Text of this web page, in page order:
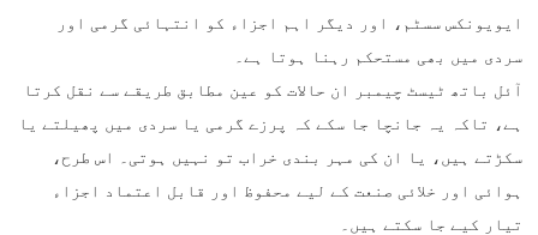
ایویونکس سسٹم، اور دیگر اہم اجزاء کو انتہائی گرمی اور
سردی میں بھی مستحکم رہنا ہوتا ہے۔
آئل باتھ ٹیسٹ چیمبر ان حالات کو عین مطابق طریقے سے نقل کرتا
ہے، تاکہ یہ جانچا جا سکے کہ پرزے گرمی یا سردی میں پھیلتے یا
سکڑتے ہیں، یا ان کی مہر بندی خراب تو نہیں ہوتی۔ اس طرح،
ہوائی اور خلائی صنعت کے لیے محفوظ اور قابل اعتماد اجزاء
تیار کیے جا سکتے ہیں۔